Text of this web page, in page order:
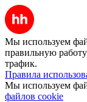
Мы используем
правильную
трафик.
Правила
Мы используем
файлов cookie